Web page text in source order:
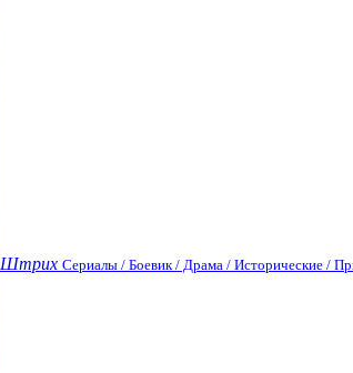
Штрих Сериалы / Боевик / Драма / Исторические /